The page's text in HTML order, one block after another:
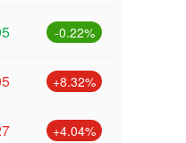
-0.22%
+8.32%
+4.04%